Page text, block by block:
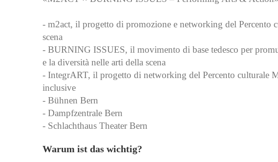
- m2act, il progetto di promozione e networking del Percento
scena
- BURNING ISSUES, il movimento di base tedesco per
e la diversità nelle arti della scena
- IntegrART, il progetto di networking del Percento culturale
inclusive
- Bühnen Bern
- Dampfzentrale Bern
- Schlachthaus Theater Bern
Warum ist das wichtig?